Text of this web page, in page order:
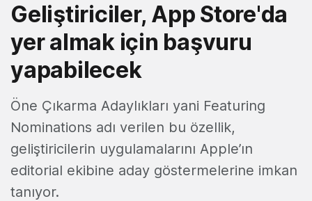
Geliştiriciler, App Store'da
yer almak için başvuru
yapabilecek
Öne Çıkarma Adaylıkları yani Featuring
Nominations adı verilen bu özellik,
geliştiricilerin uygulamalarını Apple’ın
editorial ekibine aday göstermelerine imkan
tanıyor.